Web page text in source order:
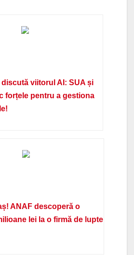
viitorul AI: SUA și
forțele pentru a gestiona
ANAF descoperă o
lei la o firmă de lupte